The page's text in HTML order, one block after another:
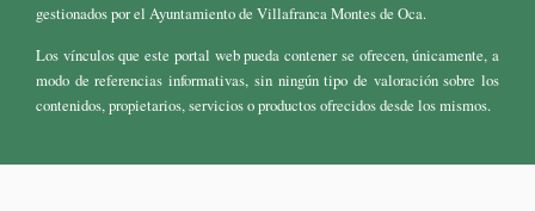
gestionados por el Ayuntamiento de Villafranca Montes de Oca.
Los vínculos que este portal web pueda contener se ofrecen, únicamente, a
modo de referencias informativas, sin ningún tipo de valoración sobre los
contenidos, propietarios, servicios o productos ofrecidos desde los mismos.